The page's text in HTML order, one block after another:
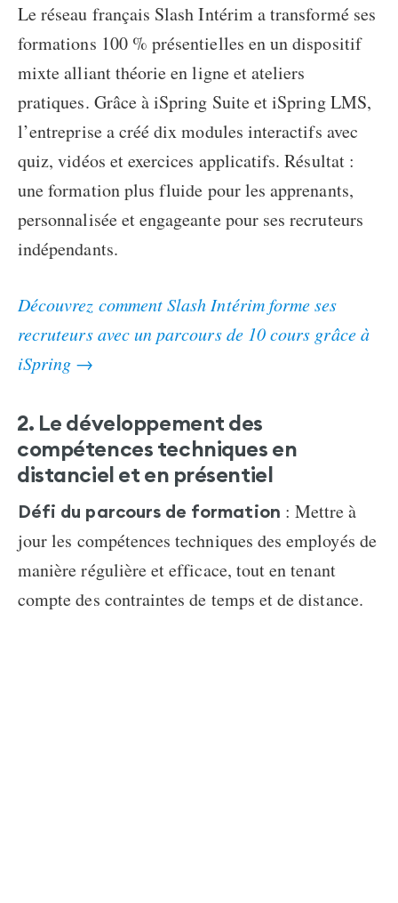
Le réseau français Slash Intérim a transformé ses
formations 100 % présentielles en un dispositif
mixte alliant théorie en ligne et ateliers
pratiques. Grâce à iSpring Suite et iSpring LMS,
l’entreprise a créé dix modules interactifs avec
quiz, vidéos et exercices applicatifs. Résultat :
une formation plus fluide pour les apprenants,
personnalisée et engageante pour ses recruteurs
indépendants.
Découvrez comment Slash Intérim forme ses
recruteurs avec un parcours de 10 cours grâce à
iSpring →
2. Le développement des
compétences techniques en
distanciel et en présentiel
Défi du parcours de formation : Mettre à
jour les compétences techniques des employés de
manière régulière et efficace, tout en tenant
compte des contraintes de temps et de distance.